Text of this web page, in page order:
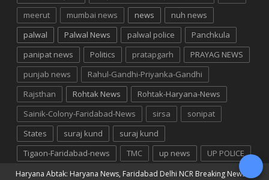
meerut
mumbai news news
nuh news
palwal
Palwal News palwal police
Panchkula
panipat news
Politics pratapgarh
PRAYAG NEWS
punjab news
Rahul-Gandhi-Priyanka-Gandhi
Rajsthan
Rohtak News
Rohtak-Haryana-News
Sainik-Colony-Faridabad-News
sirsa
sonipat
States
suraj kund
suraj kund
Tigaon-Faridabad-news
TMC up news UP POLICE
Haryana Abtak: Haryana News, Faridabad Delhi NCR Breaking News